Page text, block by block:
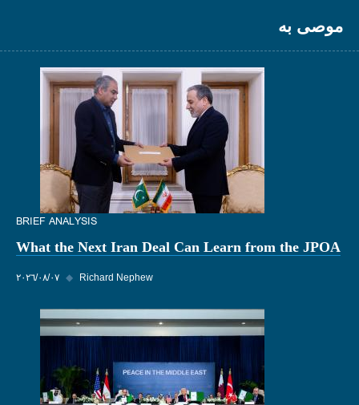
موصى به
BRIEF ANALYSIS
What the Next Iran Deal Can Learn from the JPOA
٠٧‏/٠٨‏/٢٠٢٦ ◆ Richard Nephew